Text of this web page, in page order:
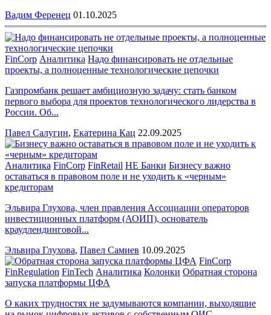
Вадим Ференец 01.10.2025
FinCorp Аналитика Надо финансировать не отдельные
проекты, а полноценные технологические цепочки
Газпромбанк решает амбициозную задачу: стать банком
первого выбора для проектов технологического лидерства в
России. Об...
Павел Салугин, Екатерина Кац 22.09.2025
Аналитика FinCorp FinRetail НЕ Банки Бизнесу важно
оставаться в правовом поле и не уходить к «черным»
кредиторам
Эльвира Глухова, член правления Ассоциации операторов
инвестиционных платформ (АОИП), основатель
краудлендинговой...
Эльвира Глухова, Павел Самиев 10.09.2025
FinCorp
FinRegulation FinTech Аналитика Колонки Обратная сторона
запуска платформы ЦФА
О каких трудностях не задумываются компании, выходящие